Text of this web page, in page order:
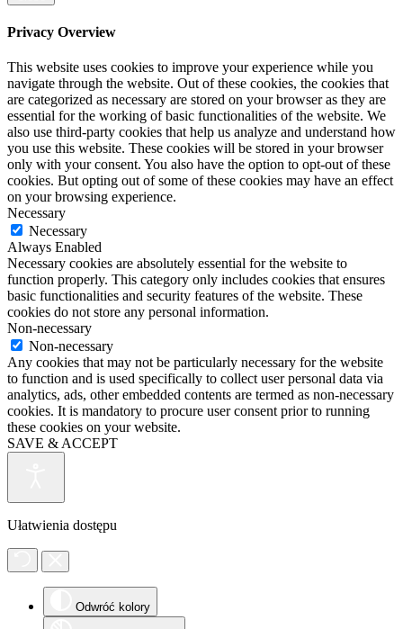
Privacy Overview
This website uses cookies to improve your experience while you
navigate through the website. Out of these cookies, the cookies that
are categorized as necessary are stored on your browser as they are
essential for the working of basic functionalities of the website. We
also use third-party cookies that help us analyze and understand how
you use this website. These cookies will be stored in your browser
only with your consent. You also have the option to opt-out of these
cookies. But opting out of some of these cookies may have an effect
on your browsing experience.
Necessary
Necessary
Always Enabled
Necessary cookies are absolutely essential for the website to
function properly. This category only includes cookies that ensures
basic functionalities and security features of the website. These
cookies do not store any personal information.
Non-necessary
Non-necessary
Any cookies that may not be particularly necessary for the website
to function and is used specifically to collect user personal data via
analytics, ads, other embedded contents are termed as non-necessary
cookies. It is mandatory to procure user consent prior to running
these cookies on your website.
SAVE & ACCEPT
Ułatwienia dostępu
Odwróć kolory